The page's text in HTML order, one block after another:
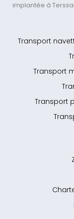
implantée à
Transport
Transport
Transport